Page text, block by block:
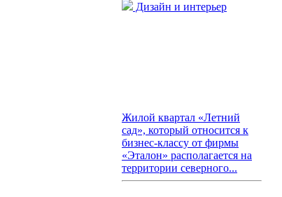
Дизайн и интерьер
Жилой квартал «Летний
сад», который относится к
бизнес-классу от фирмы
«Эталон» располагается на
территории северного...